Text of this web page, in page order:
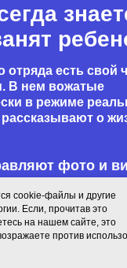
cookie-файлы и другие
Если, прочитав это
на нашем сайте, это
против
фото и
отряда есть свой
В нем вожатые
в режиме
о